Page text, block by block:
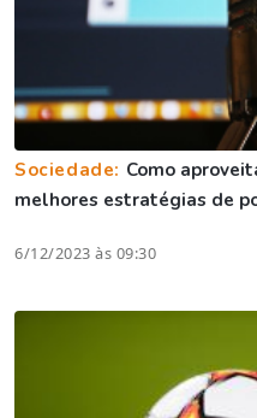
Sociedade: Como
melhores estratégias de
6/12/2023 às 09:30